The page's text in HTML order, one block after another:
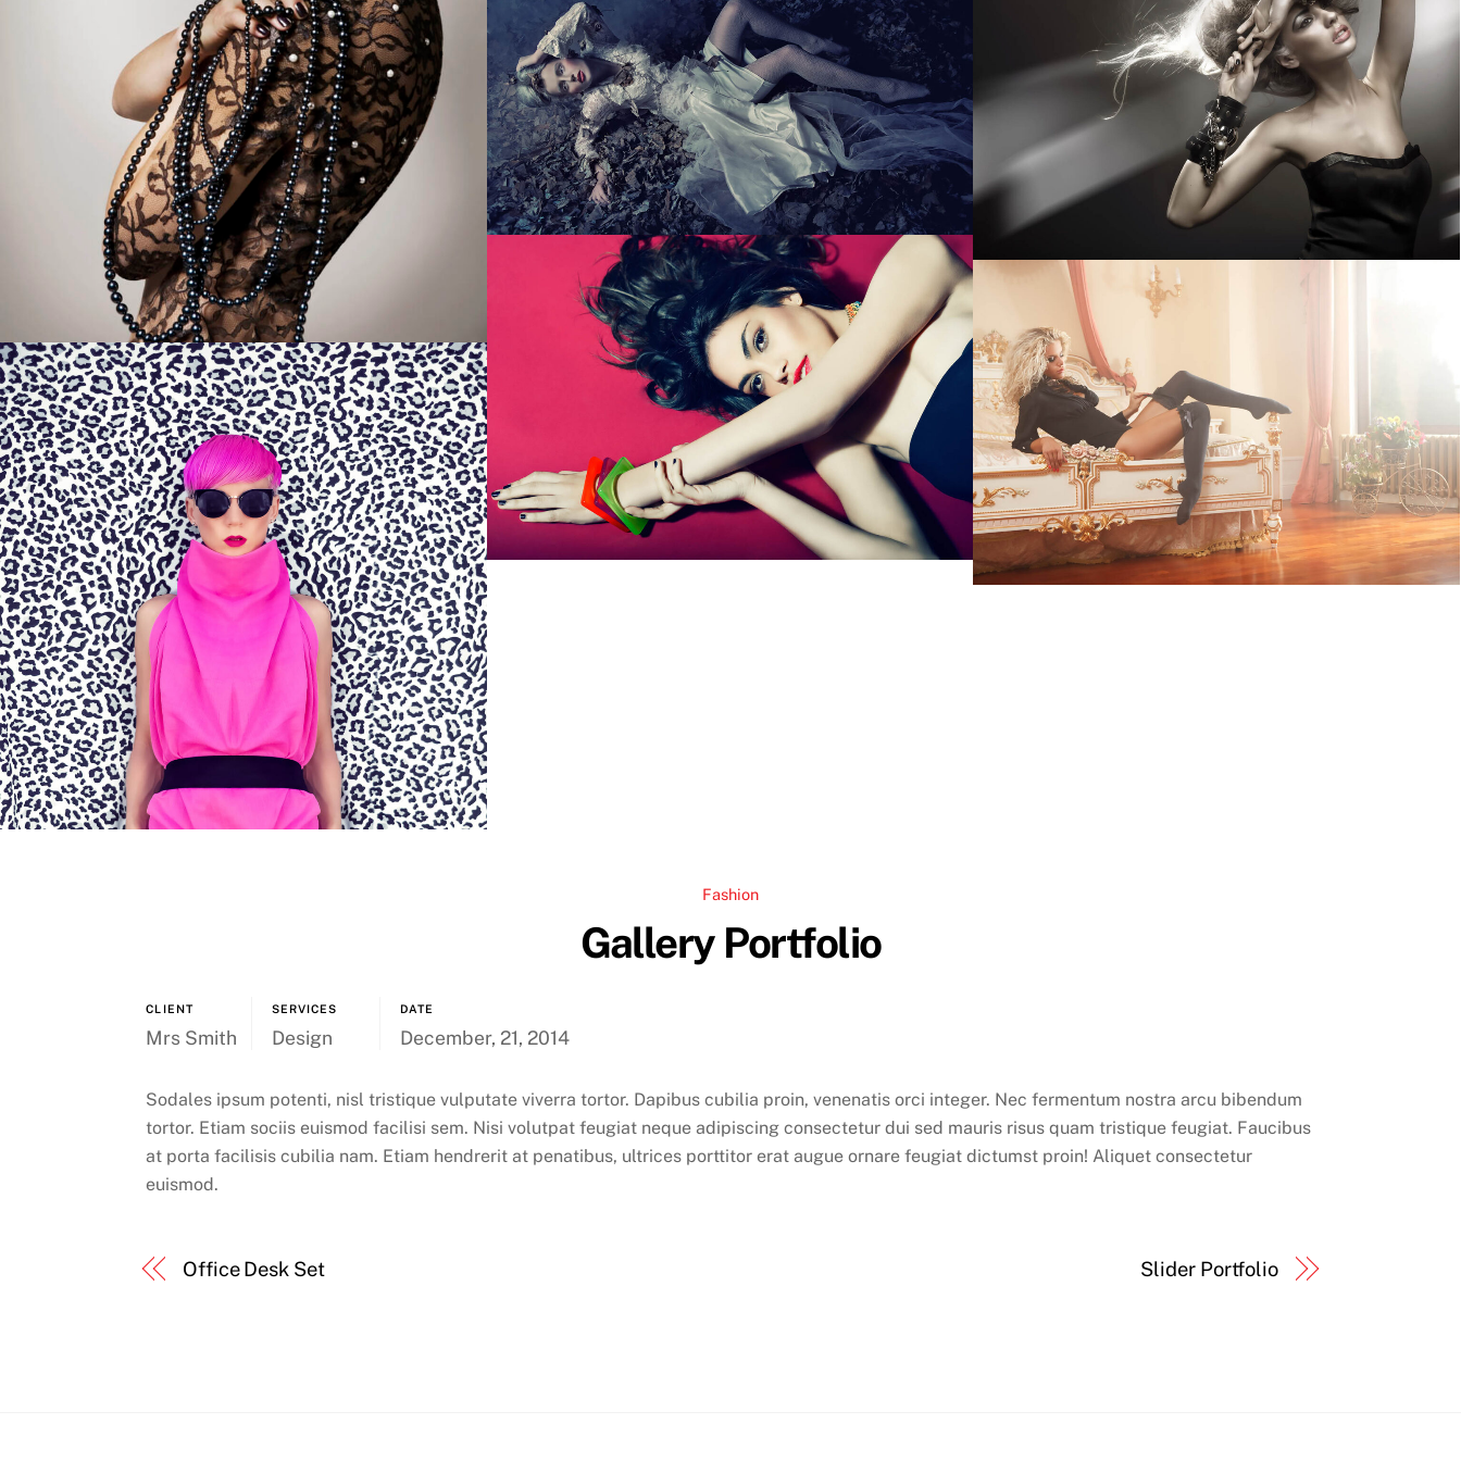
Fashion
Gallery Portfolio
CLIENT
Mrs Smith
SERVICES
Design
DATE
December, 21, 2014
Sodales ipsum potenti, nisl tristique vulputate viverra tortor. Dapibus cubilia proin, venenatis orci integer. Nec fermentum nostra arcu bibendum
tortor. Etiam sociis euismod facilisi sem. Nisi volutpat feugiat neque adipiscing consectetur dui sed mauris risus quam tristique feugiat. Faucibus
at porta facilisis cubilia nam. Etiam hendrerit at penatibus, ultrices porttitor erat augue ornare feugiat dictumst proin! Aliquet consectetur
euismod.
Office Desk Set Slider Portfolio